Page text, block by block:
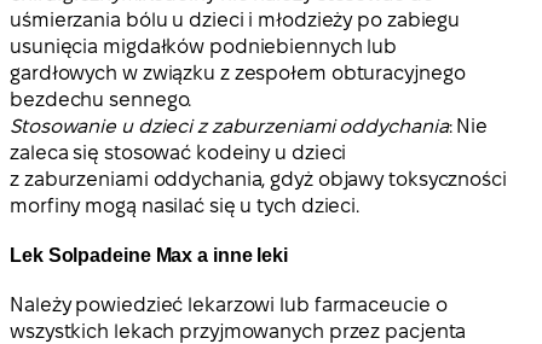
uśmierzania bólu u dzieci i młodzieży po zabiegu
usunięcia migdałków podniebiennych lub
gardłowych w związku z zespołem obturacyjnego
bezdechu sennego.
Stosowanie u dzieci z zaburzeniami oddychania: Nie
zaleca się stosować kodeiny u dzieci
z zaburzeniami oddychania, gdyż objawy toksyczności
morfiny mogą nasilać się u tych dzieci.
Lek Solpadeine Max a inne leki
Należy powiedzieć lekarzowi lub farmaceucie o
wszystkich lekach przyjmowanych przez pacjenta